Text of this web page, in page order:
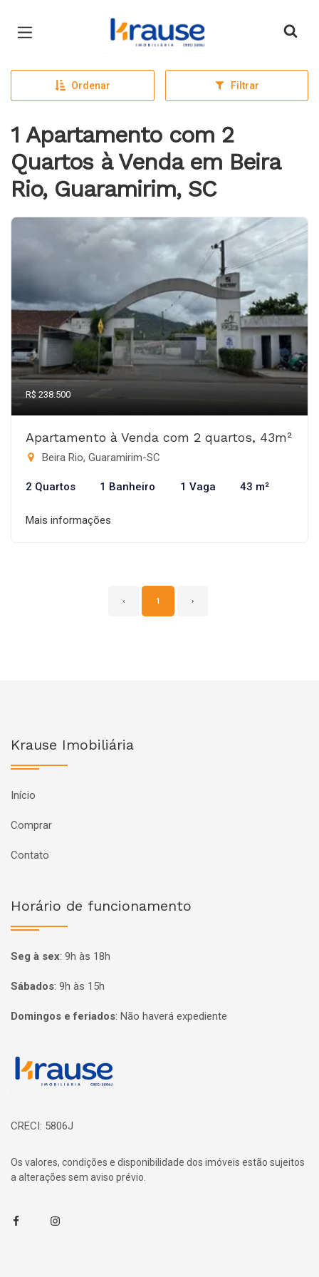
Página inicial
Ordenar Filtrar
1 Apartamento com 2
Quartos à Venda em Beira
Rio, Guaramirim, SC
R$ 238.500
Apartamento à Venda com 2 quartos, 43m²
Beira Rio, Guaramirim-SC
2 Quartos 1 Banheiro 1 Vaga 43 m²
Mais informações
‹ 1 ›
Krause Imobiliária
Início
Comprar
Contato
Horário de funcionamento
Seg à sex: 9h às 18h
Sábados: 9h às 15h
Domingos e feriados: Não haverá expediente
Página inicial
CRECI: 5806J
Os valores, condições e disponibilidade dos imóveis estão sujeitos
a alterações sem aviso prévio.
FacebookInstagram